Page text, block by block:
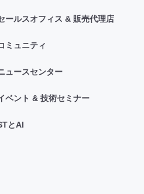
ールスオフィス & 販売代理店
ミュニティ
ュースセンター
ベント & 技術セミナー
とAI